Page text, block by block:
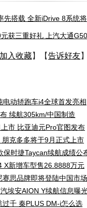
先搭载 全新iDrive 8系统
获三重好礼 上汽大通
加入收藏】【告诉好友
动轿跑车i4全球首发亮相
续航305km/中国制造
市 比亚迪元Pro官图发布
克多多将于9月正式上市
保时捷Taycan续航成绩公
X新增车型售26.8888万元
思品牌即将登陆中国市场
埃安AION Y续航信息曝
千 秦PLUS DM-i怎么选